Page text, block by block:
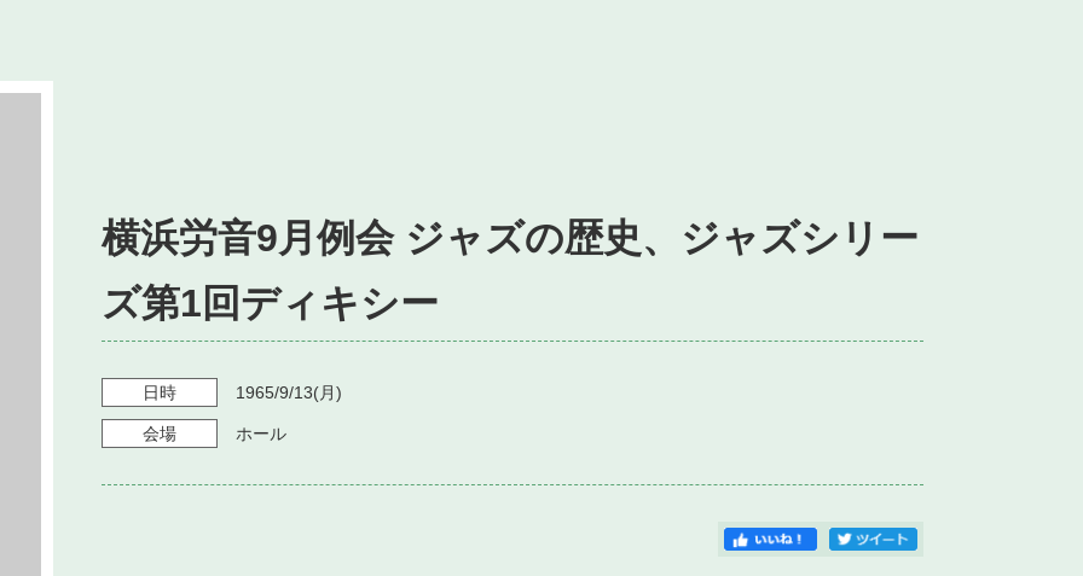
横浜労音9月例会 ジャズの歴史、ジャズシリー
ズ第1回ディキシー
日時 1965/9/13(月)
会場 ホール